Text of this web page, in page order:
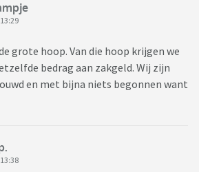
grote hoop. Van die hoop krijgen we
bedrag aan zakgeld. Wij zijn
en met bijna niets begonnen want